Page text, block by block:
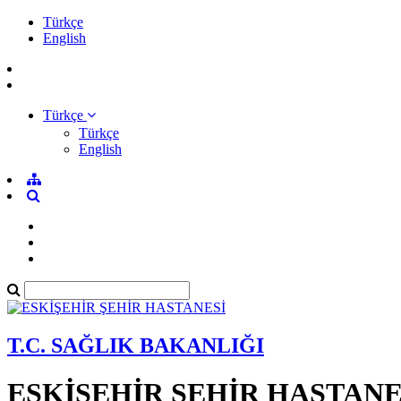
Türkçe
English
Türkçe
Türkçe
English
T.C. SAĞLIK BAKANLIĞI
ESKİŞEHİR ŞEHİR